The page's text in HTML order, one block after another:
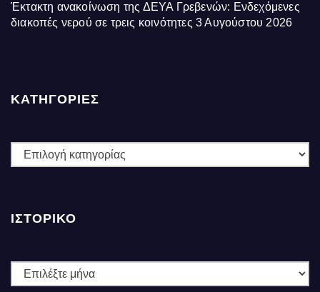
Έκτακτη ανακοίνωση της ΔΕΥΑ Γρεβενών: Ενδεχόμενες
διακοπές νερού σε τρεις κοινότητες 3 Αυγούστου 2026
ΚΑΤΗΓΟΡΙΕΣ
ΚΑΤΗΓΟΡΙΕΣ
ΙΣΤΟΡΙΚΌ
Ιστορικό